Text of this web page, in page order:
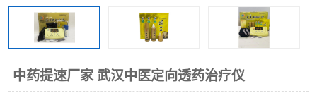
中药提速厂家 武汉中医定向透药治疗仪